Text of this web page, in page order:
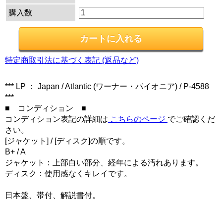
購入数
特定商取引法に基づく表記 (返品など)
*** LP ： Japan / Atlantic (ワーナー・パイオニア) / P-4588
***
■ コンディション ■
コンディション表記の詳細は こちらのページ でご確認くだ
さい。
[ジャケット] / [ディスク]の順です。
B+ / A
ジャケット：上部白い部分、経年による汚れあります。
ディスク：使用感なくキレイです。
日本盤、帯付、解説書付。